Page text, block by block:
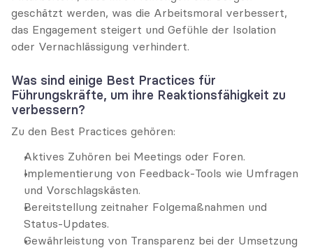
geschätzt werden, was die Arbeitsmoral verbessert,
das Engagement steigert und Gefühle der Isolation
oder Vernachlässigung verhindert.
Was sind einige Best Practices für
Führungskräfte, um ihre Reaktionsfähigkeit zu
verbessern?
Zu den Best Practices gehören:
Aktives Zuhören bei Meetings oder Foren.
Implementierung von Feedback-Tools wie Umfragen
und Vorschlagskästen.
Bereitstellung zeitnaher Folgemaßnahmen und
Status-Updates.
Gewährleistung von Transparenz bei der Umsetzung